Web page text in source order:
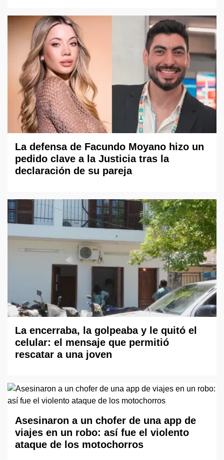
La defensa de Facundo Moyano hizo un
pedido clave a la Justicia tras la
declaración de su pareja
La encerraba, la golpeaba y le quitó el
celular: el mensaje que permitió
rescatar a una joven
Asesinaron a un chofer de una app de
viajes en un robo: así fue el violento
ataque de los motochorros